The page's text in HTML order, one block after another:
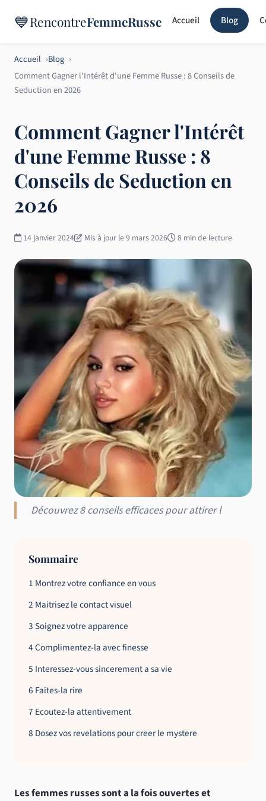
💙RencontreFemmeRusse Accueil Blog
Accueil
Blog
Comment Gagner l'Intérêt d'une Femme Russe : 8 Conseils de
Seduction en 2026
Comment Gagner l'Intérêt
d'une Femme Russe : 8
Conseils de Seduction en
2026
14 janvier 2024 Mis à jour le 9 mars 2026 8 min de lecture
Découvrez 8 conseils efficaces pour attirer l
Sommaire
1 Montrez votre confiance en vous
2 Maitrisez le contact visuel
3 Soignez votre apparence
4 Complimentez-la avec finesse
5 Interessez-vous sincerement a sa vie
6 Faites-la rire
7 Ecoutez-la attentivement
8 Dosez vos revelations pour creer le mystere
Les femmes russes sont a la fois ouvertes et